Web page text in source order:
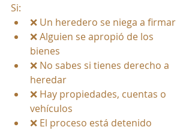
Si:
❌ Un heredero se niega a firmar
❌ Alguien se apropió de los
bienes
❌ No sabes si tienes derecho a
heredar
❌ Hay propiedades, cuentas o
vehículos
❌ El proceso está detenido